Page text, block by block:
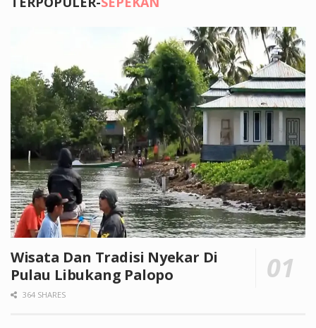
Wisata Dan Tradisi Nyekar Di
Pulau Libukang Palopo
364 SHARES